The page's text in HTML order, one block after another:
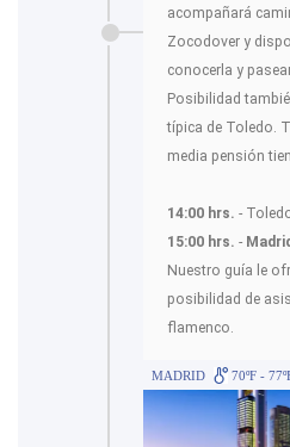
acompañará
Zocodover y
conocerla y
Posibilidad
típica de Toledo.
media pensión
14:00 hrs. -
15:00 hrs. - Madrid
Nuestro guía le
posibilidad de
flamenco.
MADRID 70ºF -